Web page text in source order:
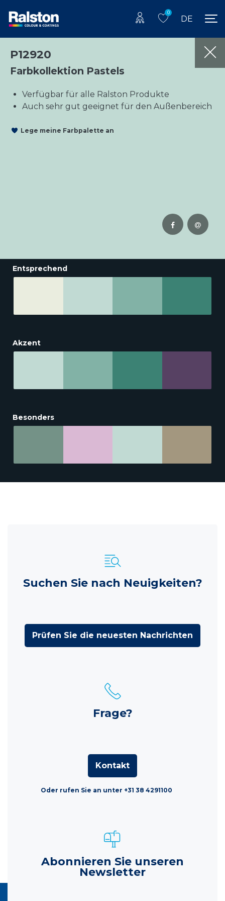
0
DE
P12920
Farbkollektion Pastels
Verfügbar für alle Ralston Produkte
Auch sehr gut geeignet für den Außenbereich
Lege meine Farbpalette an
Entsprechend
Akzent
Besonders
Suchen Sie nach Neuigkeiten?
Prüfen Sie die neuesten Nachrichten
Frage?
Kontakt
Oder rufen Sie an unter +31 38 4291100
Abonnieren Sie unseren
Newsletter